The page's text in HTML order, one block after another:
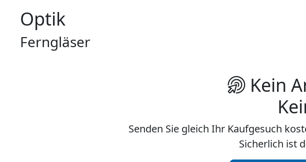
Optik
Ferngläser
Kein
Senden Sie gleich Ihr Kaufgesuch
Sicherlich ist